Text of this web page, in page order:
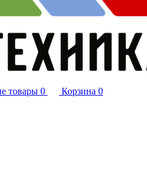
товары 0 Корзина 0